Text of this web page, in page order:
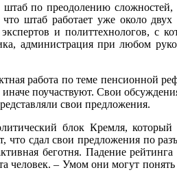
по преодолению
штаб работает уже около
и политтехнологов, с
администрация при любом
работа по теме
поучаствуют. Свои
свои предложения.
блок Кремля,
что сдал свои предложения по
беготня. Падение
человек. – Умом они могут